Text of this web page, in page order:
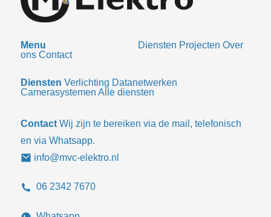
Menu Diensten Projecten Over
ons Contact
Diensten Verlichting Datanetwerken
Camerasystemen Alle diensten
ContactWij zijn te bereiken via de mail, telefonisch
en via Whatsapp.
info@mvc-elektro.nl
06 2342 7670